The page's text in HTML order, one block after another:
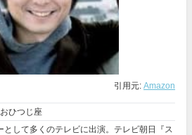
引用元: Amazon
ひつじ座
として多くのテレビに出演。テレビ朝日『ス